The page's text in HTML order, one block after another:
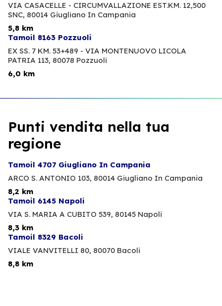
VIA CASACELLE - CIRCUMVALLAZIONE EST.KM. 12,500
SNC, 80014 Giugliano In Campania
5,8 km
Tamoil 8163 Pozzuoli
EX SS. 7 KM. 53+489 - VIA MONTENUOVO LICOLA
PATRIA 113, 80078 Pozzuoli
6,0 km
Punti vendita nella tua
regione
Tamoil 4707 Giugliano In Campania
ARCO S. ANTONIO 103, 80014 Giugliano In Campania
8,2 km
Tamoil 6145 Napoli
VIA S. MARIA A CUBITO 539, 80145 Napoli
8,3 km
Tamoil 8329 Bacoli
VIALE VANVITELLI 80, 80070 Bacoli
8,8 km